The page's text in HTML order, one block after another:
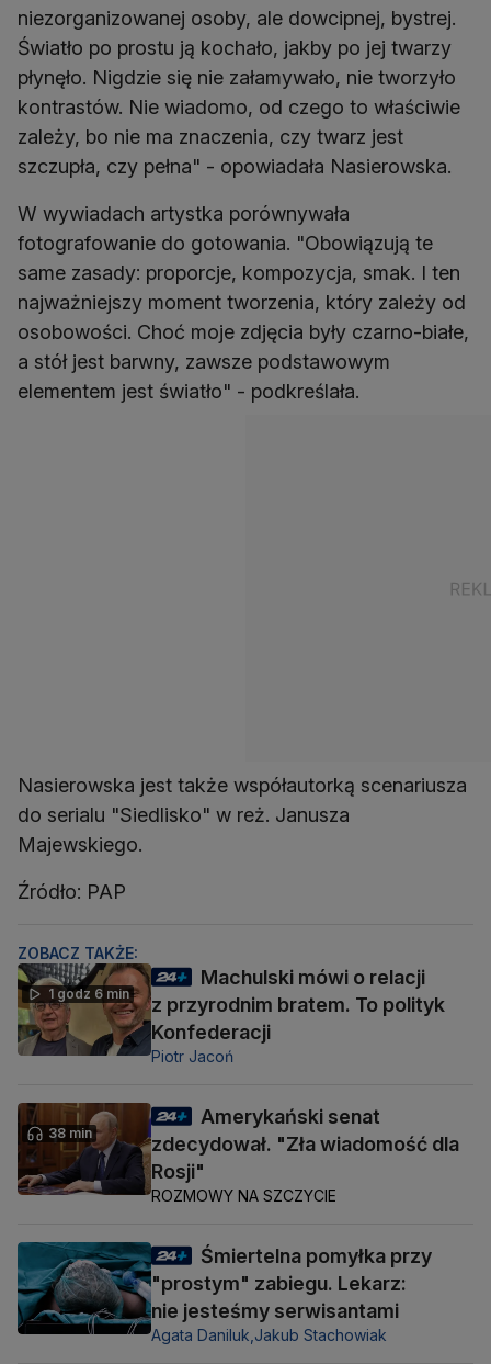
niezorganizowanej osoby, ale dowcipnej, bystrej.
Światło po prostu ją kochało, jakby po jej twarzy
płynęło. Nigdzie się nie załamywało, nie tworzyło
kontrastów. Nie wiadomo, od czego to właściwie
zależy, bo nie ma znaczenia, czy twarz jest
szczupła, czy pełna" - opowiadała Nasierowska.
W wywiadach artystka porównywała
fotografowanie do gotowania. "Obowiązują te
same zasady: proporcje, kompozycja, smak. I ten
najważniejszy moment tworzenia, który zależy od
osobowości. Choć moje zdjęcia były czarno-białe,
a stół jest barwny, zawsze podstawowym
elementem jest światło" - podkreślała.
Nasierowska jest także współautorką scenariusza
do serialu "Siedlisko" w reż. Janusza
Majewskiego.
Źródło: PAP
ZOBACZ TAKŻE:
1 godz 6 min
Machulski mówi o relacji
z przyrodnim bratem. To polityk
Konfederacji
Piotr Jacoń
38 min
Amerykański senat
zdecydował. "Zła wiadomość dla
Rosji"
ROZMOWY NA SZCZYCIE
Śmiertelna pomyłka przy
"prostym" zabiegu. Lekarz:
nie jesteśmy serwisantami
Agata Daniluk, Jakub Stachowiak